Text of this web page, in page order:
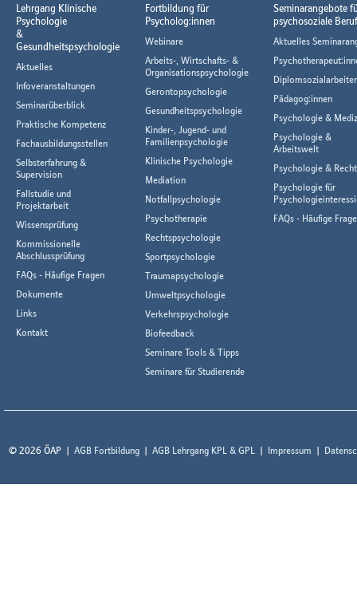
Lehrgang Klinische
Psychologie
&
Gesundheitspsychologie
Aktuelles
Infoveranstaltungen
Seminarüberblick
Praktische Kompetenz
Fachausbildungsstellen
Selbsterfahrung &
Supervision
Fallstudie und
Projektarbeit
Wissensprüfung
Kommissionelle
Abschlussprüfung
FAQs - Häufige Fragen
Dokumente
Links
Kontakt
Fortbildung für
Psycholog:innen
Webinare
Arbeits-, Wirtschafts- &
Organisationspsychologie
Gerontopsychologie
Gesundheitspsychologie
Kinder-, Jugend- und
Familienpsychologie
Klinische Psychologie
Mediation
Notfallpsychologie
Psychotherapie
Rechtspsychologie
Sportpsychologie
Traumapsychologie
Umweltpsychologie
Verkehrspsychologie
Biofeedback
Seminare Tools & Tipps
Seminare für Studierende
Seminarangebote
psychosoziale
Aktuelles
Pädagog:innen
Psychologie &
Psychologie &
Arbeitswelt
Psychologie & Recht
Psychologie für
FAQs - Häufige
© 2026 ÖAP AGB Fortbildung AGB Lehrgang KPL & GPL Impressum